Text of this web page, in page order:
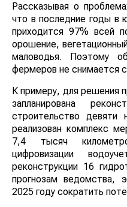
Рассказывая о
что в последние годы в
приходится 97% всей
орошение,
маловодья. Поэтому
фермеров не снимается
К примеру, для решения
запланирована
строительство девяти
реализован комплекс
7,4 тысяч
цифровизации
реконструкции 16
прогнозам
2025 году сократить